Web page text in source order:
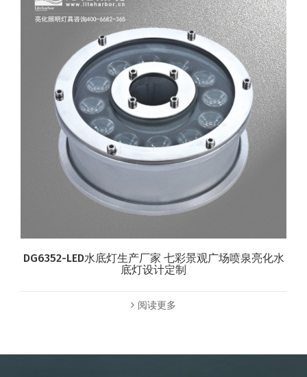
DG6352-LED水底灯生产厂家 七彩景观广场喷泉亮化水
底灯设计定制
阅读更多